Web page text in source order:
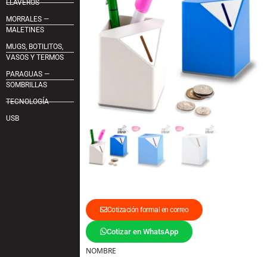
LLAVEROS
MORRALES —
MALETINES
MUGS, BOTILITOS,
VASOS Y TERMOS
PARAGUAS —
SOMBRILLAS
TECNOLOGÍA
USB
Cotización formal en correo
Cotizar en WhatsApp
NOMBRE